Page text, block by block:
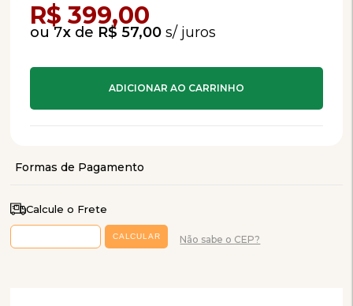
R$ 399,00
7x de R$ 57,00
Calcule o Frete
Não sabe o CEP?